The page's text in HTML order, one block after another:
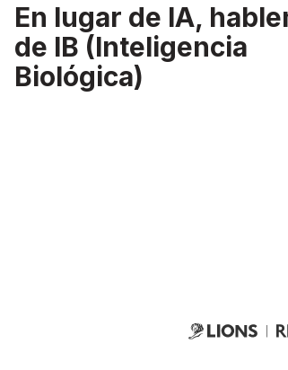
En lugar de IA,
de IB (Inteligencia
Biológica)